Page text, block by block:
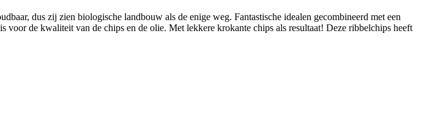
dus zij zien biologische landbouw als de enige weg. Fantastische idealen gecombineerd met een
voor de kwaliteit van de chips en de olie. Met lekkere krokante chips als resultaat! Deze ribbelchips heeft